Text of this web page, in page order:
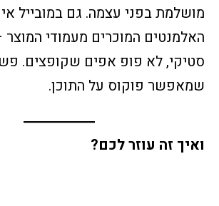
מושלמת בפני עצמה. גם במובייל
האלמנטים המוכרים מעמודי
סטיקי, לא פופ אפים שקופצים.
שמאפשר פוקוס על התוכן.
ואיך זה עוזר לכם?